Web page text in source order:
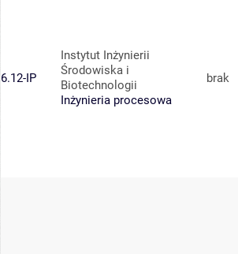
6.12-IP
Instytut Inżynierii
Środowiska i
Biotechnologii
Inżynieria procesowa
brak